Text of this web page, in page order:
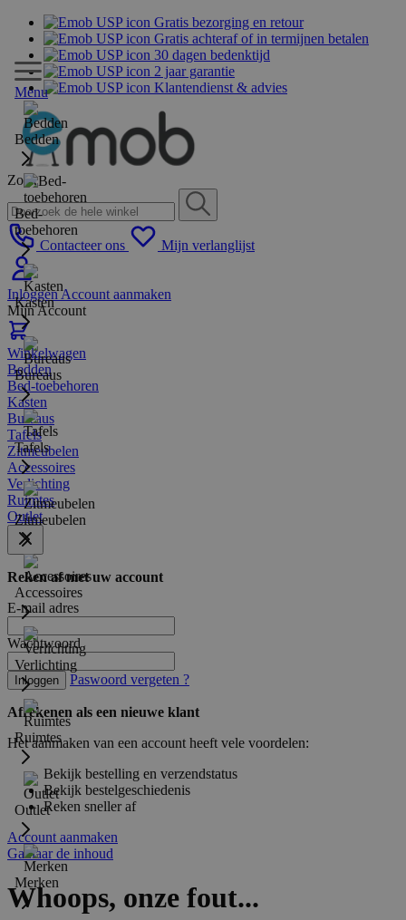
Gratis bezorging en retour
Gratis achteraf of in termijnen betalen
30 dagen bedenktijd
2 jaar garantie
Klantendienst & advies
Zoek
Contacteer ons Mijn verlanglijst
InloggenAccount aanmaken
Mijn Account
Winkelwagen
Menu
Bedden
Bed-
toebehoren
Kasten
Bureaus
Tafels
Zitmeubelen
Accessoires
Verlichting
Ruimtes
Outlet
Merken
Bedden
Bed-toebehoren
Kasten
Bureaus
Tafels
Zitmeubelen
Accessoires
Verlichting
Ruimtes
Outlet
Reken af met uw account
E-mail adres
Wachtwoord
Inloggen Paswoord vergeten ?
Afrekenen als een nieuwe klant
Het aanmaken van een account heeft vele voordelen:
Bekijk bestelling en verzendstatus
Bekijk bestelgeschiedenis
Reken sneller af
Account aanmaken
Ga naar de inhoud
Whoops, onze fout...